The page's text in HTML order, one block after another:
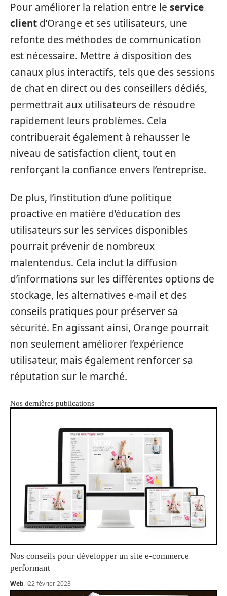
Pour améliorer la relation entre le service
client d’Orange et ses utilisateurs, une
refonte des méthodes de communication
est nécessaire. Mettre à disposition des
canaux plus interactifs, tels que des sessions
de chat en direct ou des conseillers dédiés,
permettrait aux utilisateurs de résoudre
rapidement leurs problèmes. Cela
contribuerait également à rehausser le
niveau de satisfaction client, tout en
renforçant la confiance envers l’entreprise.
De plus, l’institution d’une politique
proactive en matière d’éducation des
utilisateurs sur les services disponibles
pourrait prévenir de nombreux
malentendus. Cela inclut la diffusion
d’informations sur les différentes options de
stockage, les alternatives e-mail et des
conseils pratiques pour préserver sa
sécurité. En agissant ainsi, Orange pourrait
non seulement améliorer l’expérience
utilisateur, mais également renforcer sa
réputation sur le marché.
Nos dernières publications
Nos conseils pour développer un site e-commerce
performant
Web 22 février 2023